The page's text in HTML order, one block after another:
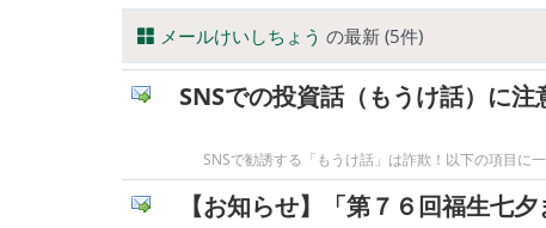
メールけいしちょう の最新 (5件)
SNSでの投資話（もうけ話）に注
SNSで勧誘する「もうけ話」は詐欺！以下の項目に
【お知らせ】「第７６回福生七